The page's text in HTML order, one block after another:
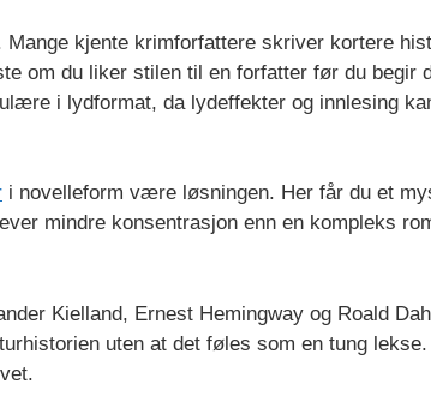
kjente krimforfattere skriver kortere
om du liker stilen til en forfatter før du begir
i lydformat, da lydeffekter og innlesing
i novelleform være løsningen. Her får du et
mindre konsentrasjon enn en kompleks
Kielland, Ernest Hemingway og Roald
uten at det føles som en tung